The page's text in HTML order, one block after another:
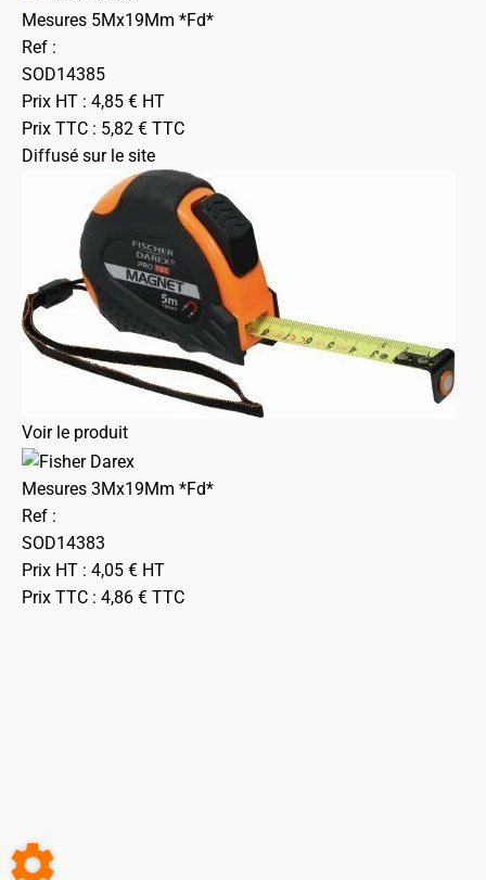
Mesures 5Mx19Mm *Fd*
Ref :
SOD14385
Prix HT : 4,85 € HT
Prix TTC : 5,82 € TTC
Diffusé sur le site
Voir le produit
Mesures 3Mx19Mm *Fd*
Ref :
SOD14383
Prix HT : 4,05 € HT
Prix TTC : 4,86 € TTC